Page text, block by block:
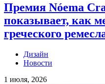
Премия Nóema
показывает, как
греческого
Дизайн
Новости
1 июля, 2026